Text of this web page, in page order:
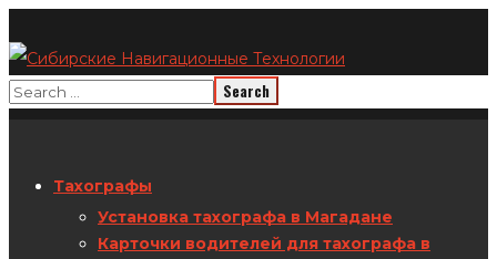
Тахографы
Установка тахографа в Магадане
Карточки водителей для тахографа в